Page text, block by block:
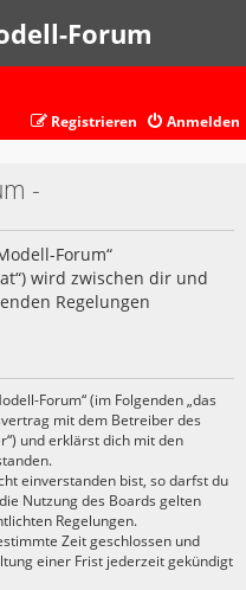
Forum
Anmelden
Registrieren
-
Forum“
wird zwischen dir und
Regelungen
Forum“ (im Folgenden „das
mit dem Betreiber des
und erklärst dich mit den
einverstanden bist, so darfst du
Nutzung des Boards gelten
Regelungen.
Zeit geschlossen und
einer Frist jederzeit gekündigt